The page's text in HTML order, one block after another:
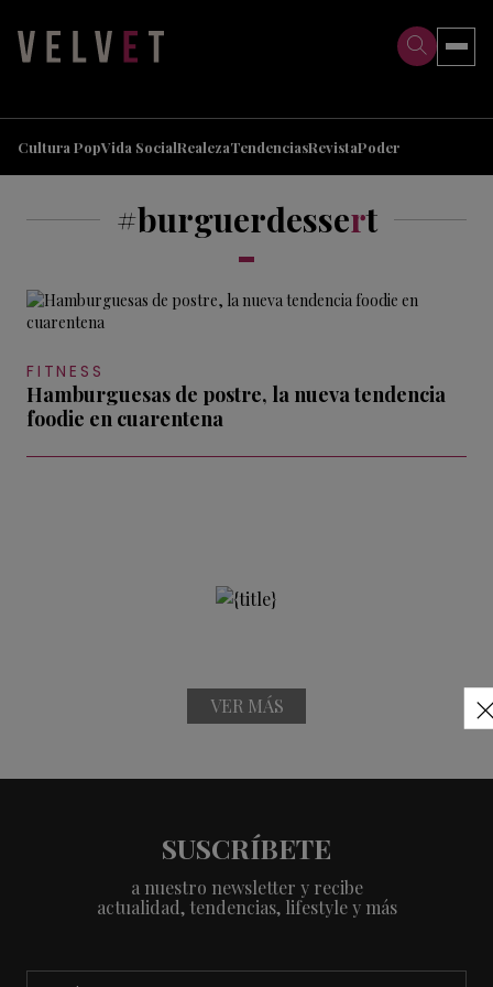
Cultura PopVida SocialRealezaTendenciasRevistaPoder
#burguerdessert
FITNESS
Hamburguesas de postre, la nueva tendencia
foodie en cuarentena
VER MÁS
SUSCRÍBETE
a nuestro newsletter y recibe
actualidad, tendencias, lifestyle y más